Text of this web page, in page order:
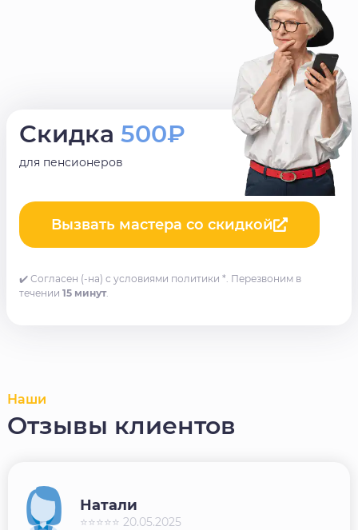
Скидка 500₽
для пенсионеров
Вызвать мастера со скидкой
✔️ Согласен (-на) с условиями политики *. Перезвоним в
течении 15 минут.
Наши
Отзывы клиентов
Натали
⭐⭐⭐⭐⭐ 20.05.2025